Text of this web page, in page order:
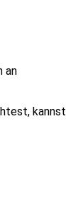
an
kannst